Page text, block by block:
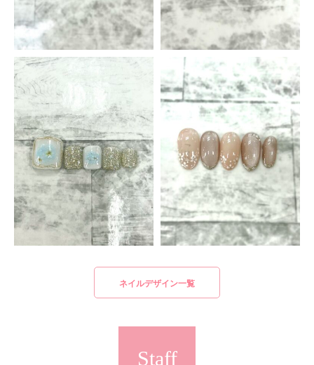
ネイルデザイン一覧
Staff